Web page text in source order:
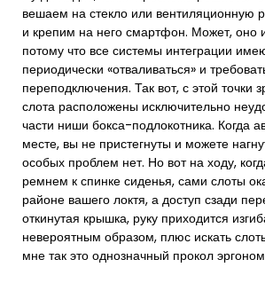
вешаем на стекло или вентиляционную
и крепим на него смартфон. Может, оно
потому что все системы интеграции
периодически «отваливаться» и
переподключения. Так вот, с этой точки
слота расположены исключительно
части ниши бокса-подлокотника. Когда
месте, вы не пристегнуты и можете
особых проблем нет. Но вот на ходу,
ремнем к спинке сиденья, сами слоты
районе вашего локтя, а доступ сзади
откинутая крышка, руку приходится
невероятным образом, плюс искать
мне так это однозначный прокол